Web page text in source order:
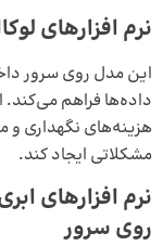
نرم‌ افزارهای
این مدل روی سرور
داده‌ها فراهم می‌کند.
هزینه‌های نگهداری
مشکلاتی ایجاد کند.
نرم‌ افزارهای
روی سرور